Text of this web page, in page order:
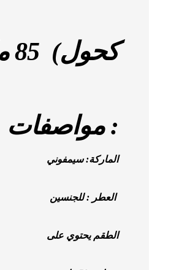
كحول) 85 مل ، لوشن 120 جرام
مواصفات :
الماركة: سيمفوني
العطر : للجنسين
الطقم يحتوي على